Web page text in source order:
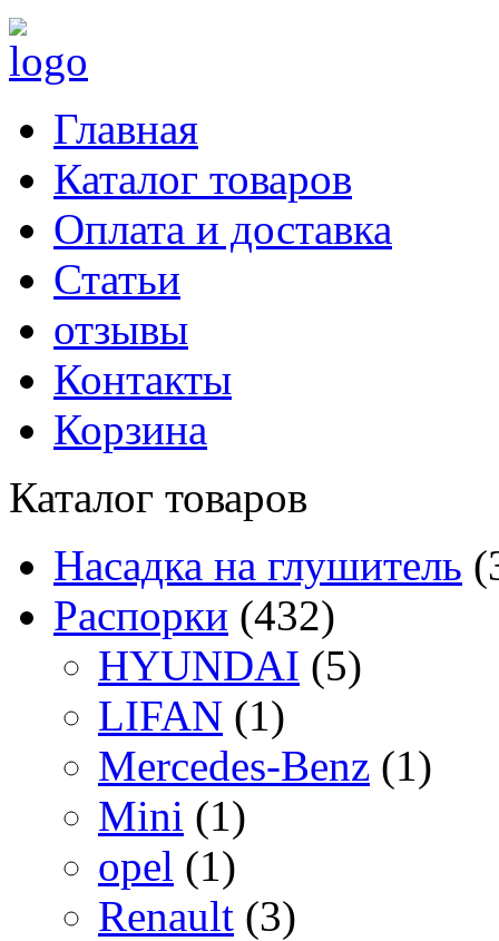
Главная
Каталог товаров
Оплата и доставка
Статьи
отзывы
Контакты
Корзина
Каталог товаров
Насадка на глушитель
Распорки (432)
HYUNDAI (5)
LIFAN (1)
Mercedes-Benz (1)
Mini (1)
opel (1)
Renault (3)